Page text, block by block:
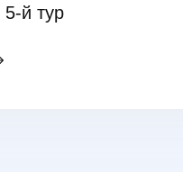
й тур